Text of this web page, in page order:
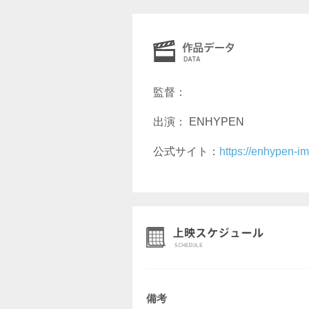
監督：
出演： ENHYPEN
公式サイト： https://enhypen-
備考